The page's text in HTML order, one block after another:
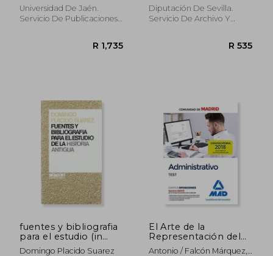
R 553
Universidad De Jaén.
Servicio De Publicaciones
Diputación De Sevilla.
Servicio De Archivo Y
fuentes y bibliografia
para el estudio (in
Spanish)
Domingo Placido Suarez
El Arte de la
Representación del
Espacio (in Spanish)
Antonio / Falcón Márquez,